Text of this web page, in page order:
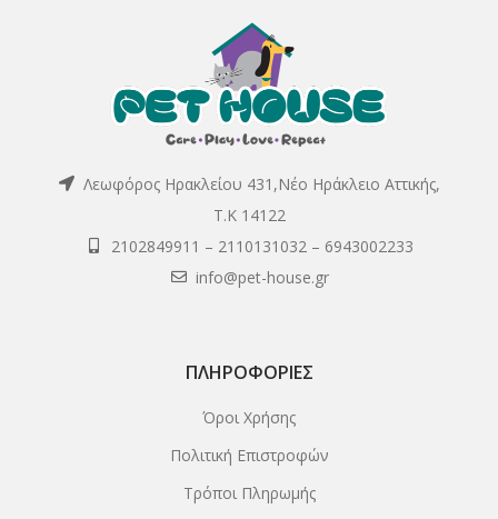
Λεωφόρος Ηρακλείου 431,Νέο Ηράκλειο Αττικής,
Τ.Κ 14122
2102849911 – 2110131032– 6943002233
info@pet-house.gr
ΠΛΗΡΟΦΟΡΊΕΣ
Όροι Χρήσης
Πολιτική Επιστροφών
Τρόποι Πληρωμής